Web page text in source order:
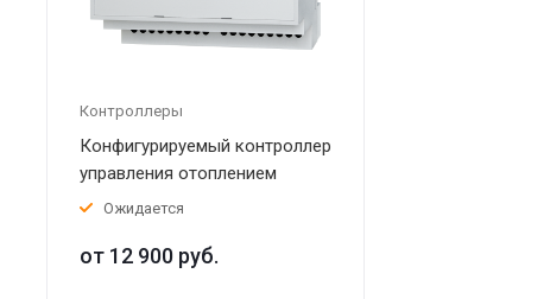
Контроллеры
Конфигурируемый контроллер
управления отоплением
Ожидается
от 12 900 руб.